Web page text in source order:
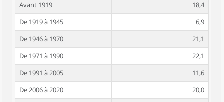
Avant 1919
18,4
De 1919 à 1945
6,9
De 1946 à 1970
21,1
De 1971 à 1990
22,1
De 1991 à 2005
11,6
De 2006 à 2020
20,0